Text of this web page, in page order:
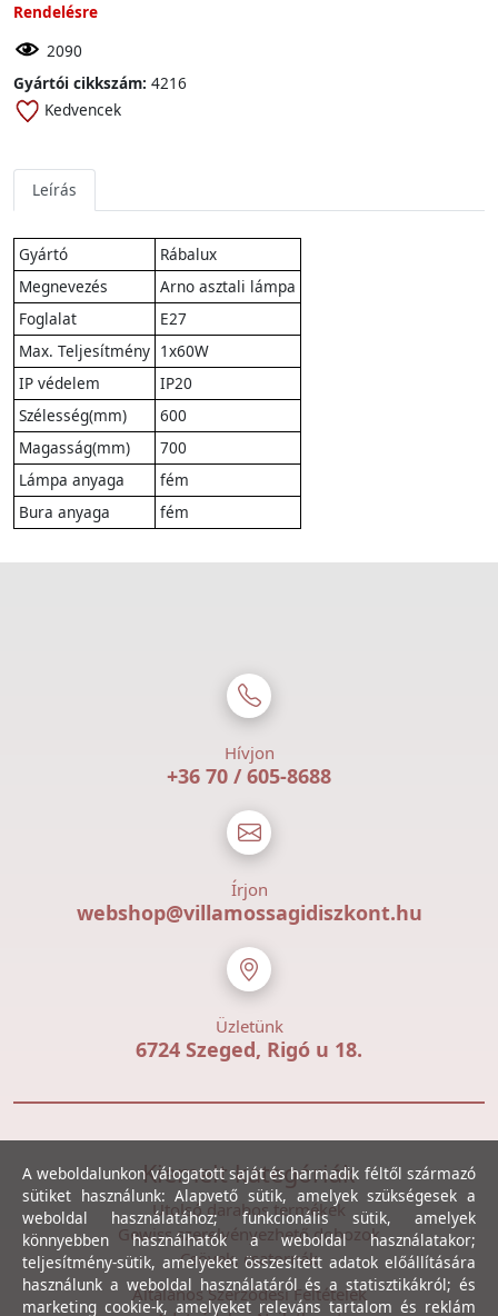
Rendelésre
2090
Gyártói cikkszám: 4216
Kedvencek
Leírás
Gyártó
Rábalux
Megnevezés
Arno asztali lámpa
Foglalat
E27
Max. Teljesítmény 1x60W
IP védelem
IP20
Szélesség(mm)
600
Magasság(mm)
700
Lámpa anyaga
fém
Bura anyaga
fém
Hívjon
+36 70 / 605-8688
Írjon
webshop@villamossagidiszkont.hu
Üzletünk
6724 Szeged, Rigó u 18.
Kiemelt kategóriák
Utolsó darabos termékek
Gewiss szerelvényezhető dobozok
Csövek, csatornák
Általános Szerződési Feltételek
A weboldalunkon válogatott saját és harmadik féltől származó
sütiket használunk: Alapvető sütik, amelyek szükségesek a
weboldal használatához; funkcionális sütik, amelyek
könnyebben használhatók a weboldal használatakor;
teljesítmény-sütik, amelyeket összesített adatok előállítására
használunk a weboldal használatáról és a statisztikákról; és
marketing cookie-k, amelyeket releváns tartalom és reklám